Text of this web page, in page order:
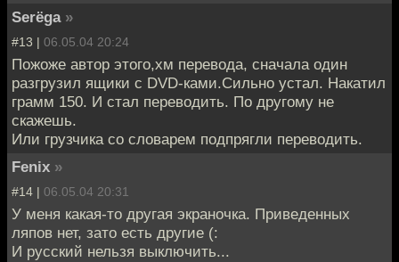
Serёga »
#13 | 06.05.04 20:24
Пожоже автор этого,хм перевода, сначала один
разгрузил ящики с DVD-ками.Сильно устал. Накатил
грамм 150. И стал переводить. По другому не
скажешь.
Или грузчика со словарем подпрягли переводить.
Fenix »
#14 | 06.05.04 20:31
У меня какая-то другая экраночка. Приведенных
ляпов нет, зато есть другие (:
И русский нельзя выключить...